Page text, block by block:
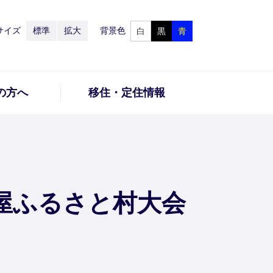
イズ 標準 拡大 背景色 白 黒 青
方へ 移住・定住情報
ふるさと村大会